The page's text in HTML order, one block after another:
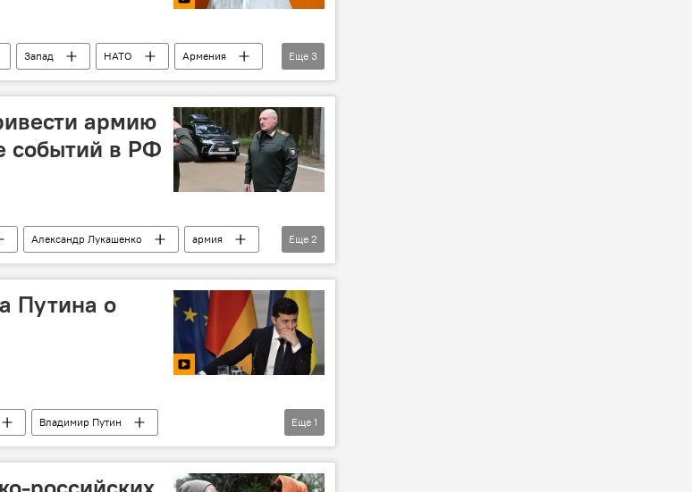
Запад НАТО
Армения
Еще 3
армию
событий в РФ
Александр Лукашенко
армия
Еще 2
Путина о
Владимир Путин
Еще 1